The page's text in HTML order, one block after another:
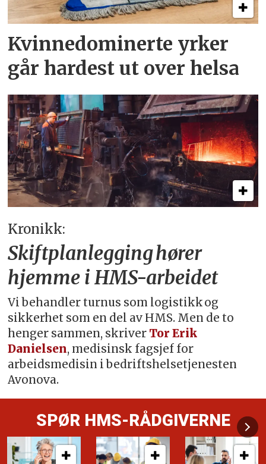
Kvinnedominerte yrker
går hardest ut over helsa
Kronikk:
Skiftplanlegging hører
hjemme i HMS-arbeidet
Vi behandler turnus som logistikk og
sikkerhet som en del av HMS. Men de to
henger sammen, skriver Tor Erik
Danielsen, medisinsk fagsjef for
arbeidsmedisin i bedriftshelsetjenesten
Avonova.
SPØR HMS-RÅDGIVERNE